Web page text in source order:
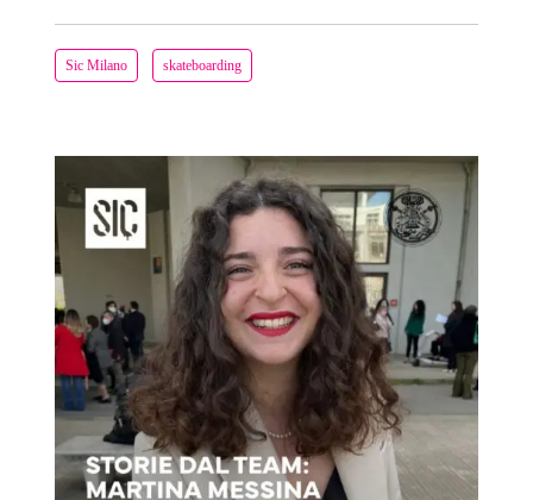
Sic Milano skateboarding